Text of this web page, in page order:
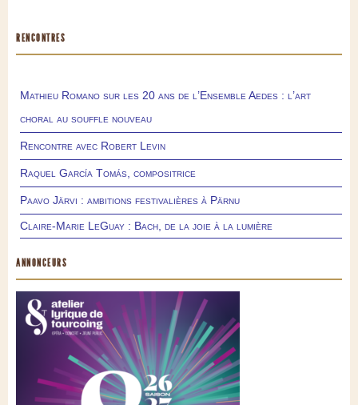
RENCONTRES
Mathieu Romano sur les 20 ans de l’Ensemble Aedes : l’art
choral au souffle nouveau
Rencontre avec Robert Levin
Raquel García Tomás, compositrice
Paavo Järvi : ambitions festivalières à Pärnu
Claire-Marie LeGuay : Bach, de la joie à la lumière
ANNONCEURS